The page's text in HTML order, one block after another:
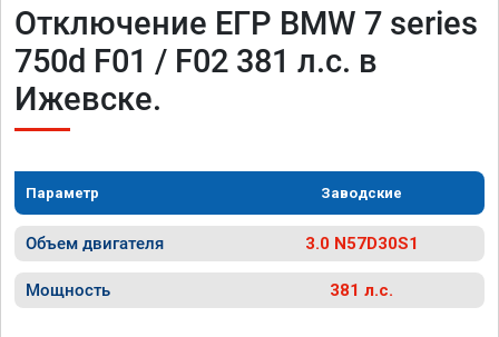
Отключение ЕГР BMW 7 series
750d F01 / F02 381 л.с. в
Ижевске.
Параметр Заводские
Объем двигателя 3.0 N57D30S1
Мощность 381 л.с.